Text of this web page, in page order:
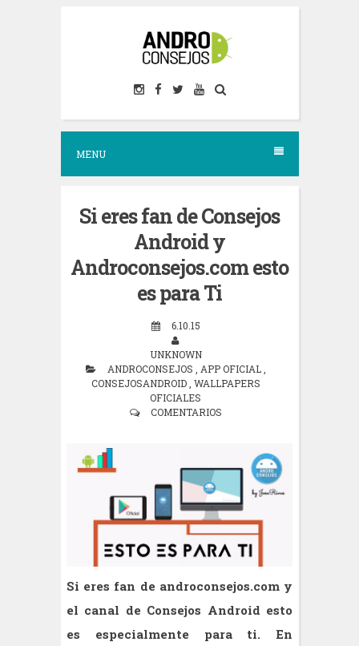
MENU
Si eres fan de Consejos
Android y
Androconsejos.com esto
es para Ti
6.10.15
UNKNOWN
ANDROCONSEJOS
APP OFICIAL
CONSEJOSANDROID WALLPAPERS
OFICIALES
COMENTARIOS
Si eres fan de androconsejos.com y
el canal de Consejos Android esto
es especialmente para ti. En